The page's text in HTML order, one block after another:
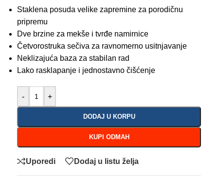
Staklena posuda velike zapremine za porodičnu
pripremu
Dve brzine za mekše i tvrđe namirnice
Četvorostruka sečiva za ravnomerno usitnjavanje
Neklizajuća baza za stabilan rad
Lako rasklapanje i jednostavno čišćenje
- +
DODAJ U KORPU
KUPI ODMAH
Uporedi Dodaj u listu želja